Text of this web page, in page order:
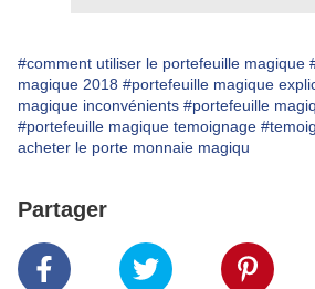
#comment utiliser le portefeuille magique
magique 2018 #portefeuille magique
magique inconvénients #portefeuille
#portefeuille magique temoignage
acheter le porte monnaie magiqu
Partager